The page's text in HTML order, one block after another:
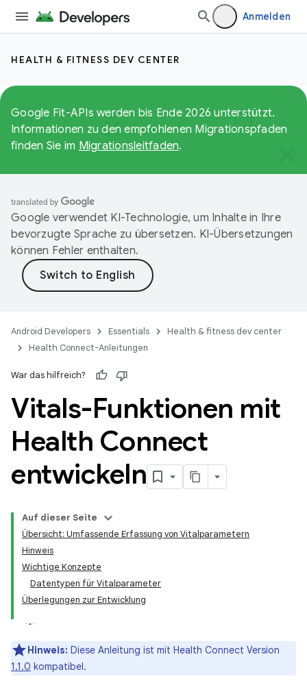
Anmelden
HEALTH & FITNESS DEV CENTER
Google Fit-APIs werden bis Ende 2026 unterstützt.
Informationen zu den empfohlenen Migrationspfaden
finden Sie im Migrationsleitfaden.
Google verwendet KI-Technologie, um Inhalte in Ihre
bevorzugte Sprache zu übersetzen. KI-Übersetzungen
können Fehler enthalten.
Android Developers Essentials
Health & fitness dev center
Health Connect-Anleitungen
War das hilfreich?
Vitals-Funktionen mit
Health Connect
entwickeln
Auf dieser Seite
Übersicht: Umfassende Erfassung von Vitalparametern
Hinweis
Wichtige Konzepte
Datentypen für Vitalparameter
Überlegungen zur Entwicklung
Hinweis: Diese Anleitung ist mit Health Connect Version
1.1.0 kompatibel.